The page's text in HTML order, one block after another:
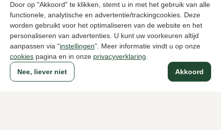
Door op "Akkoord" te klikken, stemt u in met het gebruik van alle
functionele, analytische en advertentie/trackingcookies. Deze
worden gebruikt voor het optimaliseren van de website en het
personaliseren van advertenties. U kunt uw voorkeuren altijd
aanpassen via “instellingen”. Meer informatie vindt u op onze
cookies pagina en in onze privacyverklaring
Akkoord
Nee, liever niet
Naar alle producten
Sinds 1983 een begrip in Den Haag